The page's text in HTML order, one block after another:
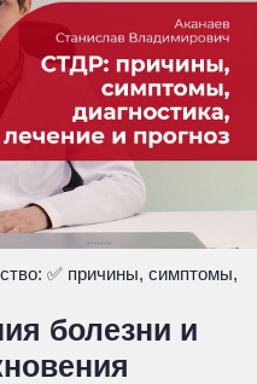
✅ причины, симптомы,
болезни и